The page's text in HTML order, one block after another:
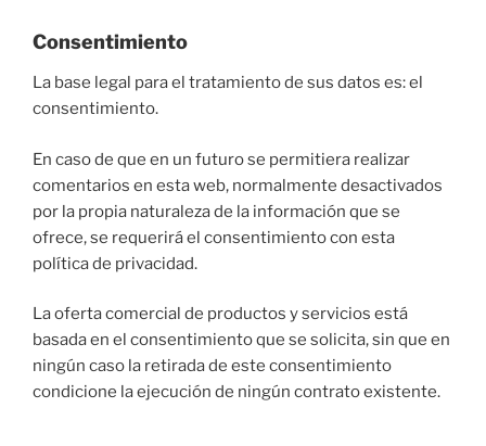
Consentimiento
La base legal para el tratamiento de sus datos es: el
consentimiento.
En caso de que en un futuro se permitiera realizar
comentarios en esta web, normalmente desactivados
por la propia naturaleza de la información que se
ofrece, se requerirá el consentimiento con esta
política de privacidad.
La oferta comercial de productos y servicios está
basada en el consentimiento que se solicita, sin que en
ningún caso la retirada de este consentimiento
condicione la ejecución de ningún contrato existente.